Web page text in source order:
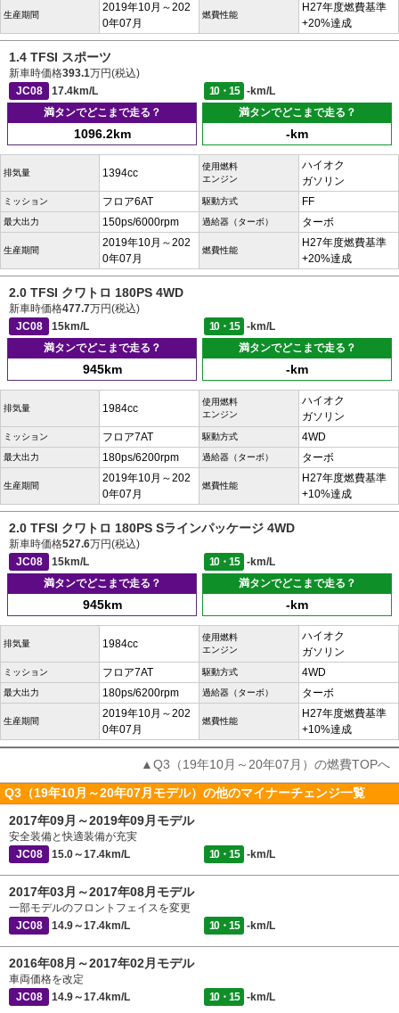
生産期間
2019年10月～202
0年07月
燃費性能
H27年度燃費基準
+20%達成
1.4 TFSI スポーツ
新車時価格393.1万円(税込)
JC08
17.4km/L 10・15
-km/L
満タンでどこまで走る？
1096.2km
満タンでどこまで走る？
-km
排気量 1394cc
使用燃料
エンジン
ハイオク
ガソリン
ミッション フロア6AT 駆動方式 FF
最大出力 150ps/6000rpm 過給器（ターボ） ターボ
生産期間
2019年10月～202
0年07月
燃費性能
H27年度燃費基準
+20%達成
2.0 TFSI クワトロ 180PS 4WD
新車時価格477.7万円(税込)
JC08
15km/L 10・15
-km/L
満タンでどこまで走る？
945km
満タンでどこまで走る？
-km
排気量 1984cc
使用燃料
エンジン
ハイオク
ガソリン
ミッション フロア7AT 駆動方式 4WD
最大出力 180ps/6200rpm 過給器（ターボ） ターボ
生産期間
2019年10月～202
0年07月
燃費性能
H27年度燃費基準
+10%達成
2.0 TFSI クワトロ 180PS Sラインパッケージ 4WD
新車時価格527.6万円(税込)
JC08
15km/L 10・15
-km/L
満タンでどこまで走る？
945km
満タンでどこまで走る？
-km
排気量 1984cc
使用燃料
エンジン
ハイオク
ガソリン
ミッション フロア7AT 駆動方式 4WD
最大出力 180ps/6200rpm 過給器（ターボ） ターボ
生産期間
2019年10月～202
0年07月
燃費性能
H27年度燃費基準
+10%達成
▲Q3（19年10月～20年07月）の燃費TOPへ
Q3（19年10月～20年07月モデル）の他のマイナーチェンジ一覧
2017年09月～2019年09月モデル
安全装備と快適装備が充実
JC08
15.0～17.4km/L 10・15 -km/L
2017年03月～2017年08月モデル
一部モデルのフロントフェイスを変更
JC08
14.9～17.4km/L 10・15 -km/L
2016年08月～2017年02月モデル
車両価格を改定
JC08
14.9～17.4km/L 10・15 -km/L